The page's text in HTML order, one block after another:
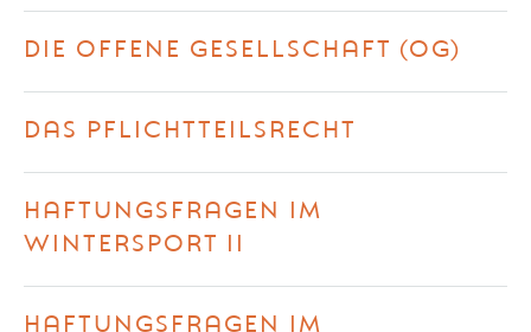
DIE OFFENE GESELLSCHAFT (OG)
DAS PFLICHTTEILSRECHT
HAFTUNGSFRAGEN IM
WINTERSPORT II
HAFTUNGSFRAGEN IM